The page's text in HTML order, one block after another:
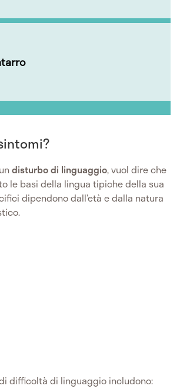
disturbo di linguaggio, vuol dire che
le basi della lingua tipiche della sua
dipendono dall’età e dalla natura
difficoltà di linguaggio includono: